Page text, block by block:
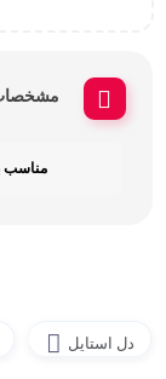
مناسب
دل استایل